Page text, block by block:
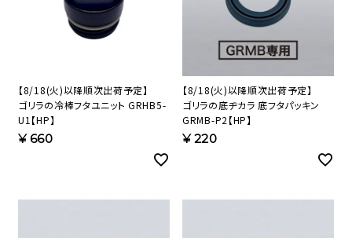
【8/18(火)以降順次出荷予定】
ゴリラの冷棒フタユニット GRHB5-
U1【HP】
¥660
【8/18(火)以降順次出荷予定】
ゴリラの底ヂカラ 底フタパッキン
GRMB-P2【HP】
¥220